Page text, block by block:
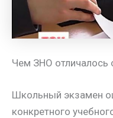
Чем ЗНО отличалось
Школьный экзамен
конкретного